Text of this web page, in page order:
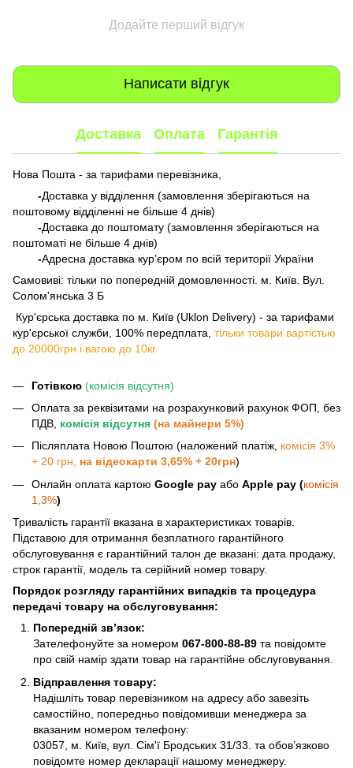
Додайте перший відгук
Написати відгук
Доставка Оплата Гарантія
Нова Пошта - за тарифами перевізника,
-Доставка у відділення (замовлення зберігаються на
поштовому відділенні не більше 4 днів)
-Доставка до поштомату (замовлення зберігаються на
поштоматі не більше 4 днів)
-Адресна доставка кур’єром по всій території України
Самовиві: тільки по попередній домовленності. м. Київ. Вул.
Солом'янська 3 Б
​​​​​​ Кур'єрська доставка по м. Київ (Uklon Delivery) - за тарифами
кур'єрської служби, 100% передплата, тільки товари вартістью
до 20000грн і вагою до 10кг.
Готівкою (комісія відсутня)
Оплата за реквізитами на розрахунковий рахунок ФОП, без
ПДВ, комісія відсутня (на майнери 5%)
Післяплата Новою Поштою (наложений платіж, комісія 3%
+ 20 грн, на відеокарти 3,65% + 20грн)
Онлайн оплата картою Google pay або Apple pay (комісія
1,3%)
Тривалість гарантії вказана в характеристиках товарів.
Підставою для отримання безплатного гарантійного
обслуговування є гарантійний талон де вказані: дата продажу,
строк гарантії, модель та серійний номер товару.
Порядок розгляду гарантійних випадків та процедура
передачі товару на обслуговування:
Попередній зв’язок:
Зателефонуйте за номером 067-800-88-89 та повідомте
про свій намір здати товар на гарантійне обслуговування.
Відправлення товару:
Надішліть товар перевізником на адресу або завезіть
самостійно, попередньо повідомивши менеджера за
вказаним номером телефону:
03057, м. Київ, вул. Сім'ї Бродських 31/33. та обов’язково
повідомте номер декларації нашому менеджеру.